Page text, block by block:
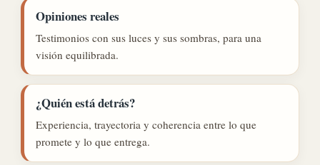
Opiniones reales
Testimonios con sus luces y sus sombras, para una
visión equilibrada.
¿Quién está detrás?
Experiencia, trayectoria y coherencia entre lo que
promete y lo que entrega.